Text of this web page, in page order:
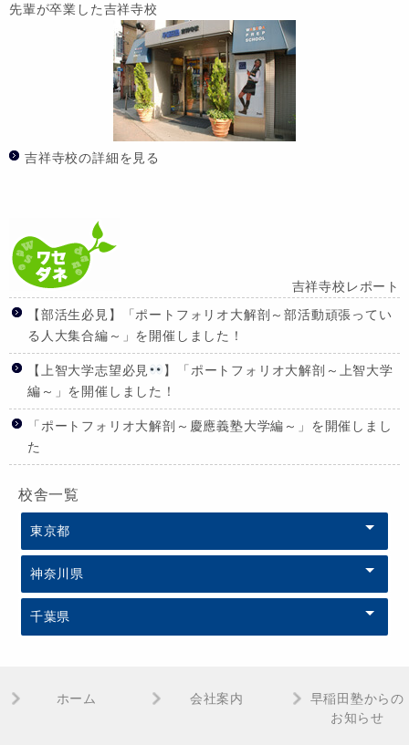
先輩が卒業した吉祥寺校
吉祥寺校の詳細を見る
吉祥寺校レポート
【部活生必見】「ポートフォリオ大解剖～部活動頑張ってい
る人大集合編～」を開催しました！
【上智大学志望必見
】「ポートフォリオ大解剖～上智大学
編～」を開催しました！
「ポートフォリオ大解剖～慶應義塾大学編～」を開催しまし
た
校舎一覧
東京都
神奈川県
千葉県
ホーム 会社案内
早稲田塾からの
お知らせ